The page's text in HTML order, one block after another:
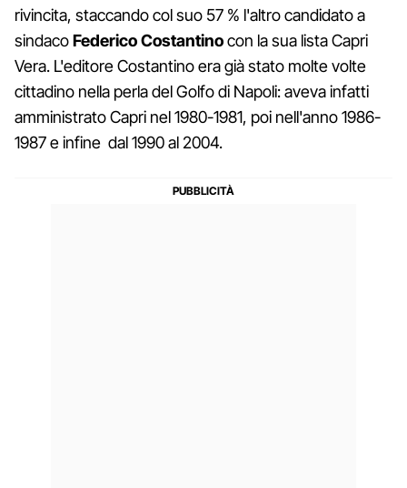
rivincita, staccando col suo 57 % l'altro candidato a
sindacoFederico Costantinocon la sua lista Capri
Vera. L'editore Costantino era già stato molte volte
cittadino nella perla del Golfo di Napoli: aveva infatti
amministrato Capri nel 1980-1981, poi nell'anno 1986-
1987 e infine dal 1990 al 2004.